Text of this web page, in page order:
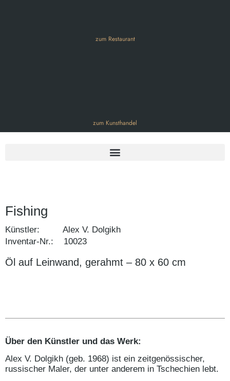
zum Restaurant
zum Kunsthandel
Fishing
Künstler: Alex V. Dolgikh
Inventar-Nr.: 10023
Öl auf Leinwand, gerahmt – 80 x 60 cm
Über den Künstler und das Werk:
Alex V. Dolgikh (geb. 1968) ist ein zeitgenössischer,
russischer Maler, der unter anderem in Tschechien lebt.